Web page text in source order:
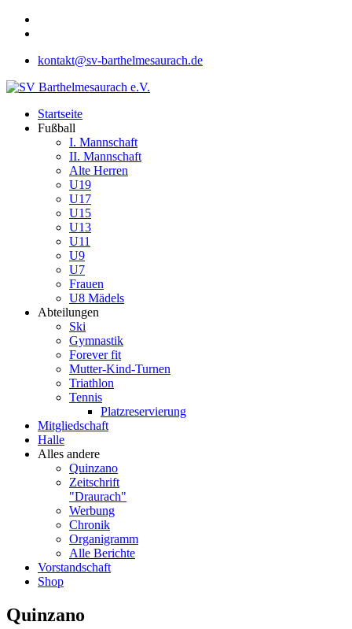
kontakt@sv-barthelmesaurach.de
Startseite
Fußball
I. Mannschaft
II. Mannschaft
Alte Herren
U19
U17
U15
U13
U11
U9
U7
Frauen
U8 Mädels
Abteilungen
Ski
Gymnastik
Forever fit
Mutter-Kind-Turnen
Triathlon
Tennis
Platzreservierung
Mitgliedschaft
Halle
Alles andere
Quinzano
Zeitschrift
"Draurach"
Werbung
Chronik
Organigramm
Alle Berichte
Vorstandschaft
Shop
Quinzano